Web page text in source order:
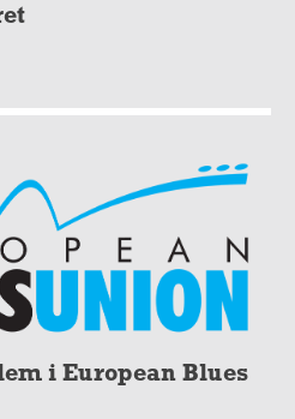
i European Blues